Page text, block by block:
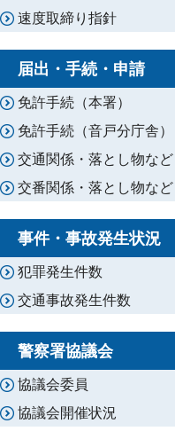
速度取締り指針
届出・手続・申請
免許手続（本署）
免許手続（音戸分庁舎）
交通関係・落とし物など
交番関係・落とし物など
事件・事故発生状況
犯罪発生件数
交通事故発生件数
警察署協議会
協議会委員
協議会開催状況